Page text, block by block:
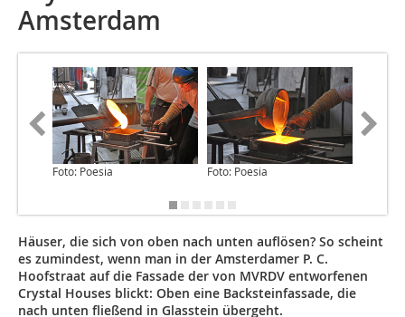
Amsterdam
Foto: Poesia Foto: Poesia
Häuser, die sich von oben nach unten auflösen? So scheint
es zumindest, wenn man in der Amsterdamer P. C.
Hoofstraat auf die Fassade der von MVRDV entworfenen
Crystal Houses blickt: Oben eine Backsteinfassade, die
nach unten fließend in Glasstein übergeht.